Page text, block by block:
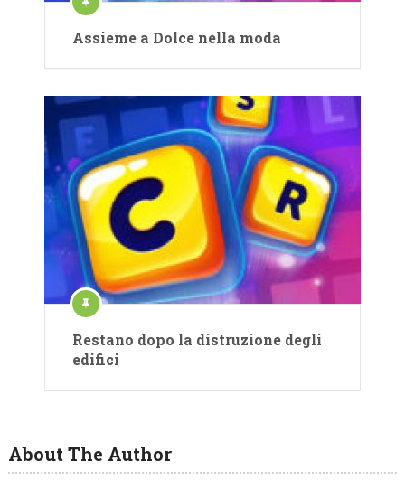
Assieme a Dolce nella moda
Restano dopo la distruzione degli
edifici
About The Author